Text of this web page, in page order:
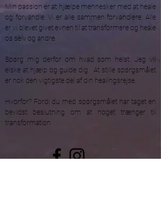
Min passion er at hjælpe mennesker med at heale
og forvandle. Vi er alle sammen forvandlere. Alle
er vi blevet givet evnen til at transformere og heale
os selv og andre.
Spørg mig derfor om hvad som helst. Jeg vil
elske at hjælp og guide dig. At stille spørgsmålet
er nok den vigtigste del af din healingsrejse.
Hvorfor? Fordi du med spørgsmålet har taget en
bevidst beslutning om at noget trænger til
transformation